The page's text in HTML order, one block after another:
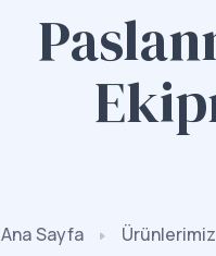
Ana Sayfa Ürünlerimiz